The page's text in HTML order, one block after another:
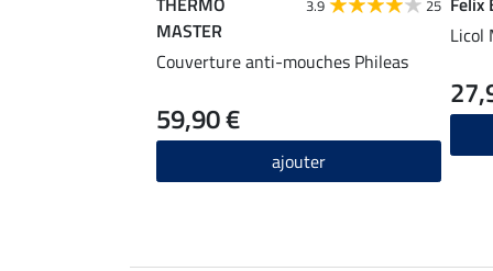
MASTER
3.9 25
Couverture anti-mouches Phileas
59,90 €
ajouter
Licol